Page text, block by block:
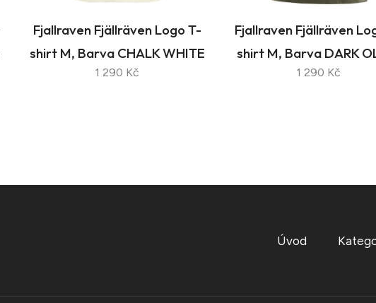
Fjallraven Fjällräven Logo T-
shirt M, Barva CHALK WHITE
1 290 Kč
Fjallraven Fjällräven
shirt M, Barva DARK
1 290 Kč
Úvod